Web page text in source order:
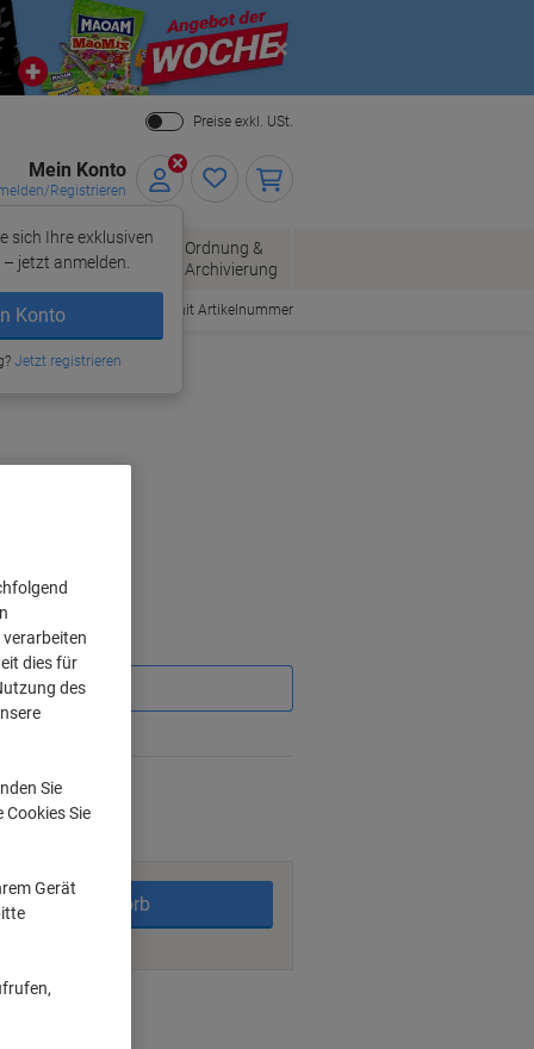
Close
Preise exkl. USt.
Mein Konto
Registrieren
sich Ihre exklusiven
jetzt anmelden.
Konto
Jetzt registrieren
Bürobedarf
Ordnung &
Archivierung
Bestellen mit Artikelnummer
In den Warenkorb
dies für
des
Sie
Sie
Gerät